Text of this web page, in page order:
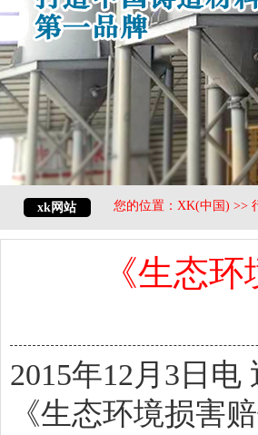
xk网站 您的位置： XK(中国) >>
《生态
2015年12月3日
《生态环境损害